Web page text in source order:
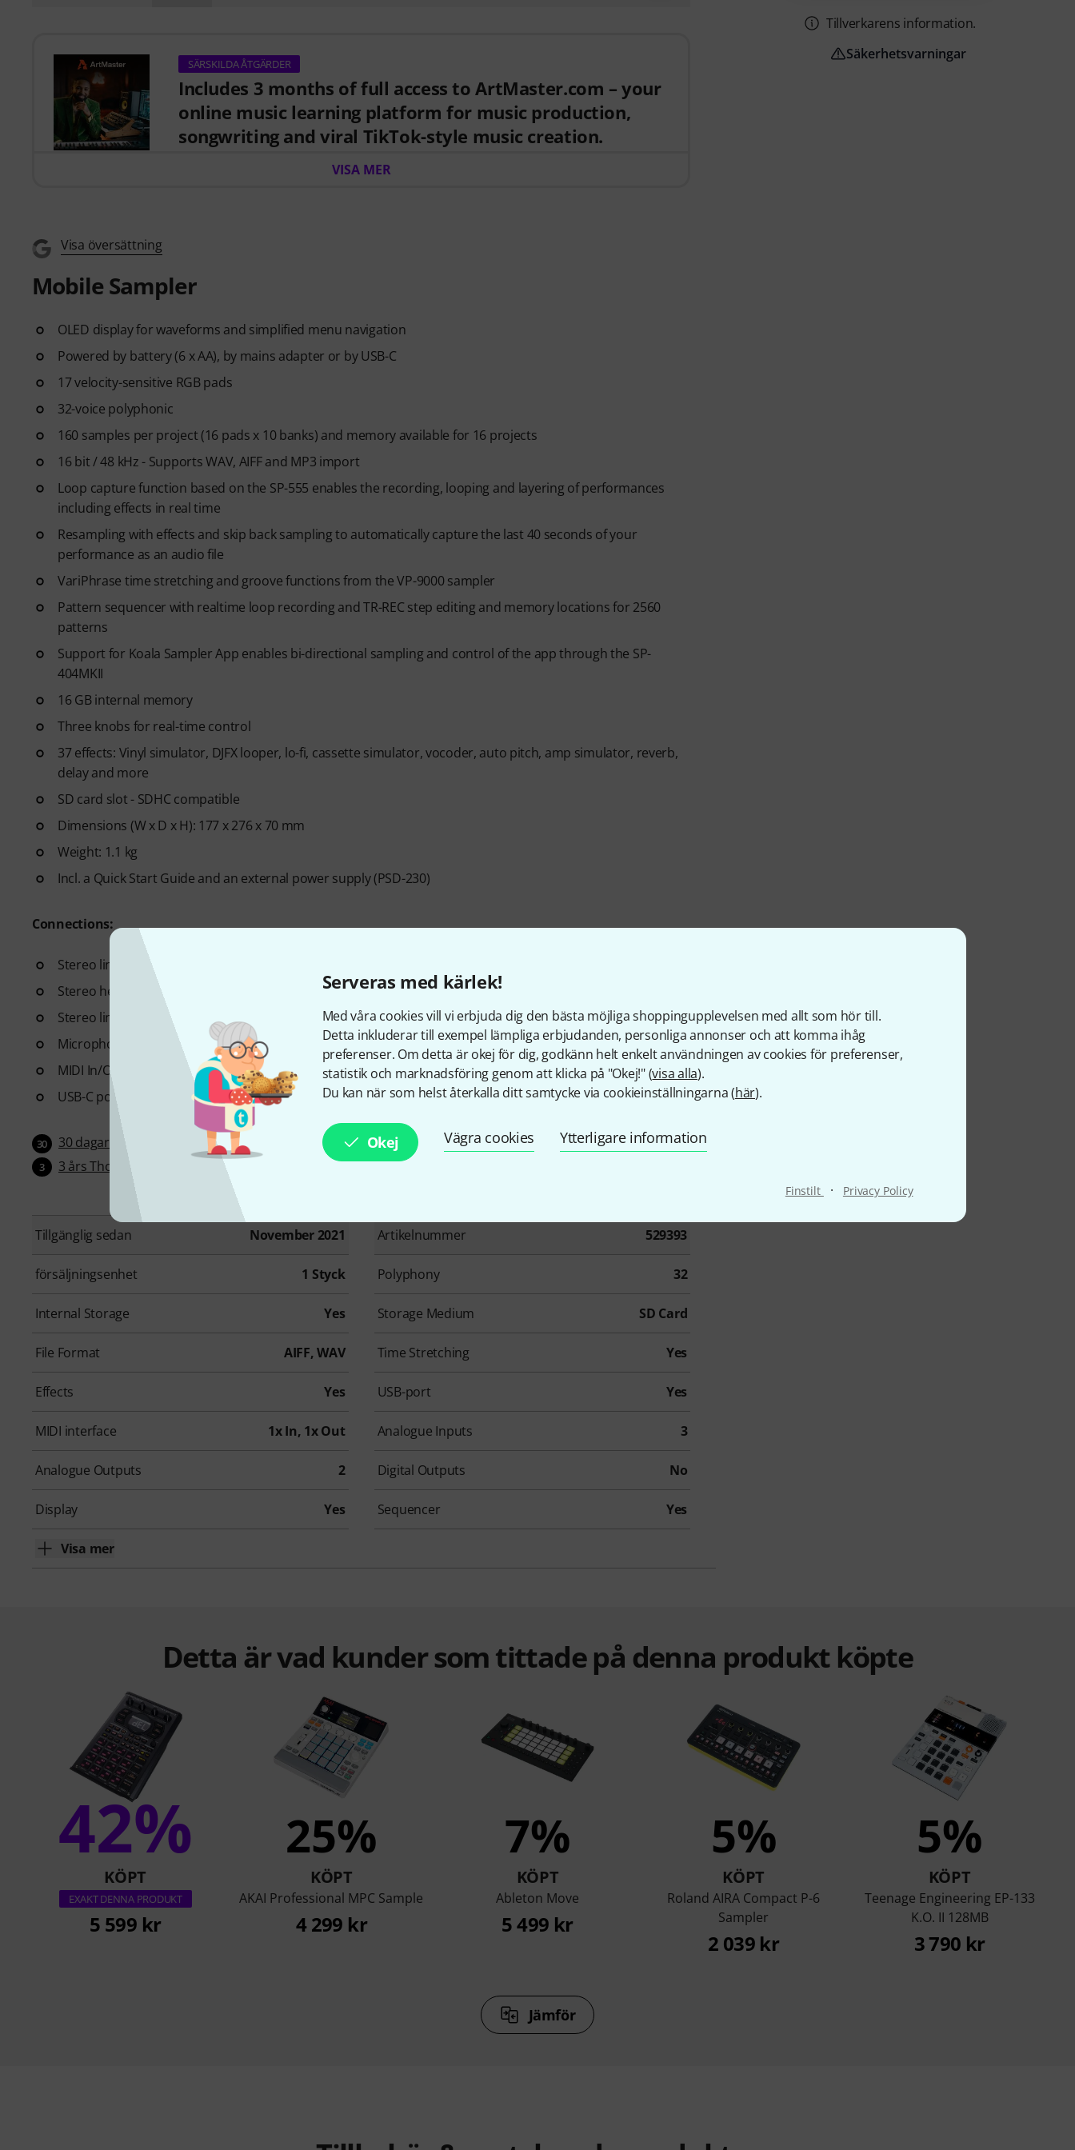
Serveras med kärlek!
Med våra cookies vill vi erbjuda dig den bästa möjliga shoppingupplevelsen med allt som hör till.
Detta inkluderar till exempel lämpliga erbjudanden, personliga annonser och att komma ihåg
preferenser. Om detta är okej för dig, godkänn helt enkelt användningen av cookies för preferenser,
statistik och marknadsföring genom att klicka på "Okej!" (visa alla).
Du kan när som helst återkalla ditt samtycke via cookieinställningarna (här).
Okej Vägra cookies Ytterligare information
Finstilt · Privacy Policy
SÄRSKILDA ÅTGÄRDER
Includes 3 months of full access to ArtMaster.com – your
online music learning platform for music production,
songwriting and viral TikTok-style music creation.
EUR 59, valid from 15.07. to 14.10.2026, giving you full access to premium online
Timberlake), and Chris Kasych (Adele, Beck, Pharrell Williams). Learn from over 500
production, mixing fundamentals, arrangement, hooks for TikTok, and essential
skills for turning ideas into release-ready tracks.
VISA MER
Visa översättning
Mobile Sampler
OLED display for waveforms and simplified menu navigation
Powered by battery (6 x AA), by mains adapter or by USB-C
17 velocity-sensitive RGB pads
32-voice polyphonic
160 samples per project (16 pads x 10 banks) and memory available for 16 projects
16 bit / 48 kHz - Supports WAV, AIFF and MP3 import
Loop capture function based on the SP-555 enables the recording, looping and layering of performances
including effects in real time
Resampling with effects and skip back sampling to automatically capture the last 40 seconds of your
performance as an audio file
VariPhrase time stretching and groove functions from the VP-9000 sampler
Pattern sequencer with realtime loop recording and TR-REC step editing and memory locations for 2560
patterns
Support for Koala Sampler App enables bi-directional sampling and control of the app through the SP-
404MKII
16 GB internal memory
Three knobs for real-time control
37 effects: Vinyl simulator, DJFX looper, lo-fi, cassette simulator, vocoder, auto pitch, amp simulator, reverb,
delay and more
SD card slot - SDHC compatible
Dimensions (W x D x H): 177 x 276 x 70 mm
Weight: 1.1 kg
Incl. a Quick Start Guide and an external power supply (PSD-230)
Connections:
Stereo line output: 2 x 6.3 mm jack
Stereo headphone output: 6.3 mm and 3.5 mm jack
Stereo line input: 6.3 mm jack
Microphone/guitar input: 6.3 mm jack
MIDI In/Out: 2x 3.5 mm jack
USB-C port for USB audio and MIDI
30 30 dagar öppet köp
3 3 års Thomann garanti
Tillgänglig sedan November 2021 Artikelnummer 529393
försäljningsenhet 1 Styck Polyphony 32
Internal Storage Yes Storage Medium SD Card
File Format AIFF, WAV Time Stretching Yes
Effects Yes USB-port Yes
MIDI interface 1x In, 1x Out Analogue Inputs 3
Analogue Outputs 2 Digital Outputs No
Display Yes Sequencer Yes
Visa mer
Tillverkarens information.
Säkerhetsvarningar
Detta är vad kunder som tittade på denna produkt köpte
42%
KÖPT
EXAKT DENNA PRODUKT
5 599 kr
25%
KÖPT
AKAI Professional MPC Sample
4 299 kr
7%
KÖPT
Ableton Move
5 499 kr
5%
KÖPT
Roland AIRA Compact P-6
Sampler
2 039 kr
5%
KÖPT
Teenage Engineering EP-133
K.O. II 128MB
3 790 kr
Jämför